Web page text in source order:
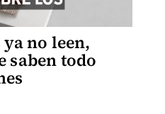
no leen,
saben todo